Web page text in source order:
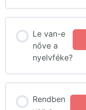
Le van-e
nőve a
nyelvféke?
Rendben